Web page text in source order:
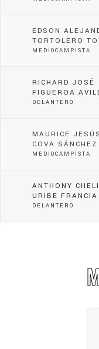
EDSON
TORTOLERO
MEDIOCAMPISTA
RICHARD JOSÉ
FIGUEROA
DELANTERO
MAURICE JESÚS
COVA SÁNCHEZ
MEDIOCAMPISTA
ANTHONY
URIBE FRANCIA
DELANTERO